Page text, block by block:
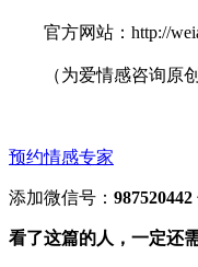
官方网站：http://
（为爱情感咨询原创
预约情感专家
添加微信号： 987520442
看了这篇的人，一定还